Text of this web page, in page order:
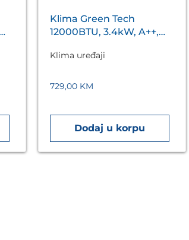
Klima Green Tech
12000BTU, 3.4kW, A++,
crna
Klima uređaji
729,00 KM
Dodaj u korpu